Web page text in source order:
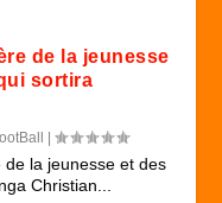
de la jeunesse
sortira
|
la jeunesse et des
Christian...